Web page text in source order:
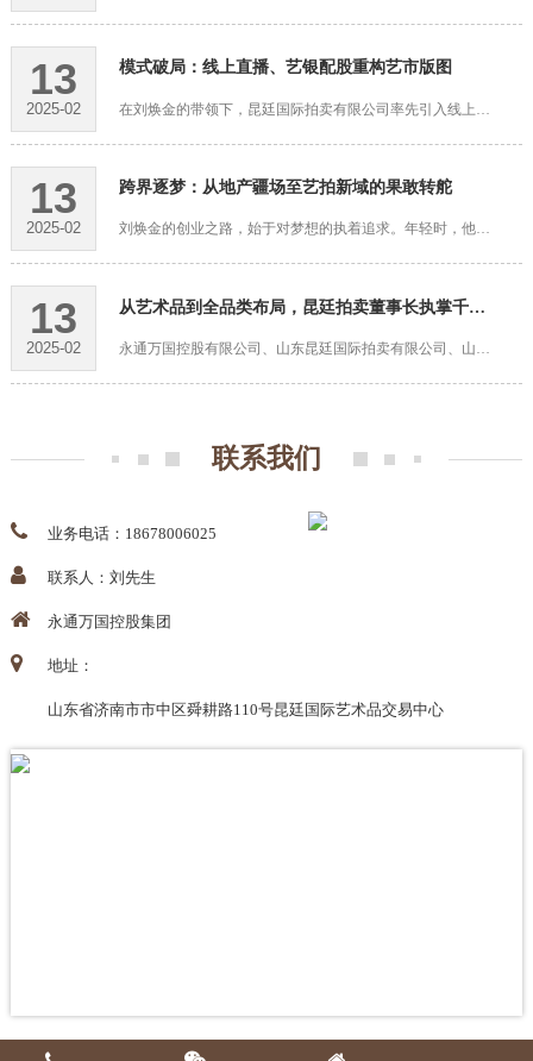
13
2025-02
模式破局：线上直播、艺银配股重构艺市版图
在刘焕金的带领下，昆廷国际拍卖有限公司率先引入线上直播拍卖模式，将传统艺术品拍卖···
13
2025-02
跨界逐梦：从地产疆场至艺拍新域的果敢转舵
刘焕金的创业之路，始于对梦想的执着追求。年轻时，他便展现出了非凡的商业头脑与领导···
13
2025-02
从艺术品到全品类布局，昆廷拍卖董事长执掌千亿交易版图
永通万国控股有限公司、山东昆廷国际拍卖有限公司、山东永通万国文化集团有限公司董事···
联系我们
业务电话：18678006025
联系人：刘先生
永通万国控股集团
地址：
山东省济南市市中区舜耕路110号昆廷国际艺术品交易中心